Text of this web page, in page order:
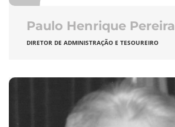
Paulo Henrique Pereira
DIRETOR DE ADMINISTRAÇÃO E TESOUREIRO